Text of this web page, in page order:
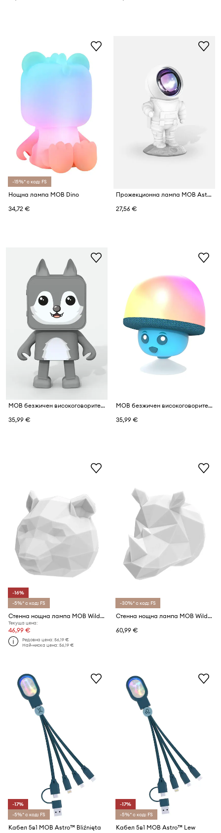
-15%* с код: FS
Нощна лампа MOB Dino
34,72 €
Прожекционна лампа MOB Astronaut
27,56 €
MOB безжичен високоговорител от пластмаса
35,99 €
MOB безжичен високоговорител от пластмаса
35,99 €
-16%
-5%* с код: FS
Стенна нощна лампа MOB Wild Light Bear 16 x 16 x 17 cm
Текуща цена:
46,99 €
Редовна цена:56,19 €
Най-ниска цена:56,19 €
-30%* с код: FS
Стенна нощна лампа MOB Wild Light 16 x 16 x 16 cm
60,99 €
-17%
-5%* с код: FS
Кабел 5в1 MOB Astro™ Bliźnięta
-17%
-5%* с код: FS
Кабел 5в1 MOB Astro™ Lew